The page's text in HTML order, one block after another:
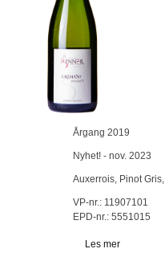
Årgang 2019
Nyhet! - nov. 2023
Auxerrois, Pinot Gris,
VP-nr.:11907101
EPD-nr.: 5551015
Les mer